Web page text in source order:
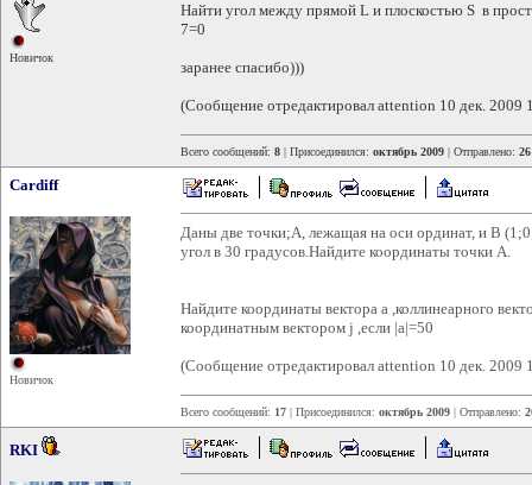
Новичок
Найти угол между прямой L и плоскостью S в
7=0
заранее спасибо)))
(Сообщение отредактировал attention 10 дек. 2009
Всего сообщений: 8 | Присоединился: октябрь 2009 | Отправлено:
Cardiff
Новичок
Даны две точки;A, лежащая на оси ординат, и B
угол в 30 градусов.Найдите координаты точки А.
Найдите координаты вектора a ,коллинеарного
координатным вектором j ,если |a|=50
(Сообщение отредактировал attention 10 дек. 2009
Всего сообщений: 17 | Присоединился: октябрь 2009 | Отправлено:
RKI